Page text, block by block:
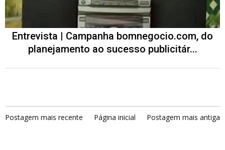
Entrevista | Campanha bomnegocio.com, do
planejamento ao sucesso publicitár...
Postagem mais recente Página inicial Postagem mais antiga